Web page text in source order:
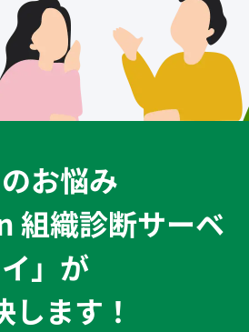
お悩み
組織診断サーベ
イ」が
します！